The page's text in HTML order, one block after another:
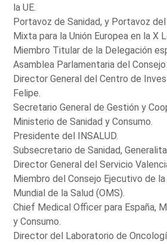
la UE.
Portavoz de Sanidad, y Portavoz del
Mixta para la Unión Europea en la X
Miembro Titular de la Delegación
Asamblea Parlamentaria del Consejo
Director General del Centro de
Felipe.
Secretario General de Gestión y
Ministerio de Sanidad y Consumo.
Presidente del INSALUD.
Subsecretario de Sanidad,
Director General del Servicio
Miembro del Consejo Ejecutivo de la
Mundial de la Salud (OMS).
Chief Medical Officer para España,
y Consumo.
Director del Laboratorio de